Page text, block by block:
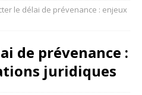
le délai de prévenance : enjeux
de prévenance :
juridiques